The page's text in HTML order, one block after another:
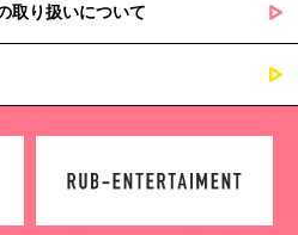
取り扱いについて